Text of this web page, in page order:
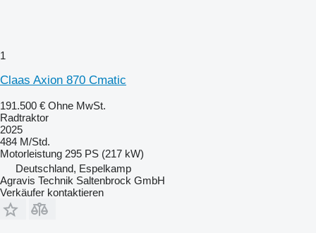
1
Claas Axion 870 Cmatic
191.500 € Ohne MwSt.
Radtraktor
2025
484 M/Std.
Motorleistung 295 PS (217 kW)
Deutschland, Espelkamp
Agravis Technik Saltenbrock GmbH
Verkäufer kontaktieren